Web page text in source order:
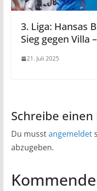
3. Liga: Hansas
Sieg gegen Villa
21. Juli 2025
Schreibe
Du musstangemeldet
abzugeben.